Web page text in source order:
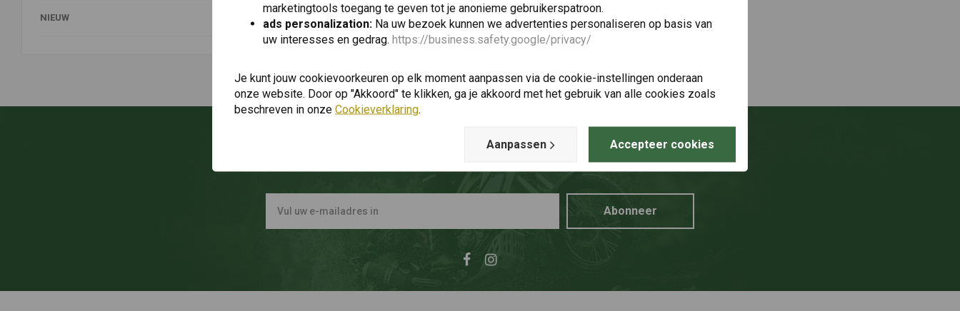
NIEUW
Op de hoogte blijven + 5% korting?
Abonneer
marketingtools toegang te geven tot je anonieme gebruikerspatroon.
ads personalization: Na uw bezoek kunnen we advertenties personaliseren op basis van
uw interesses en gedrag. https://business.safety.google/privacy/
Je kunt jouw cookievoorkeuren op elk moment aanpassen via de cookie-instellingen onderaan
onze website. Door op "Akkoord" te klikken, ga je akkoord met het gebruik van alle cookies zoals
beschreven in onze Cookieverklaring.
Aanpassen Accepteer cookies